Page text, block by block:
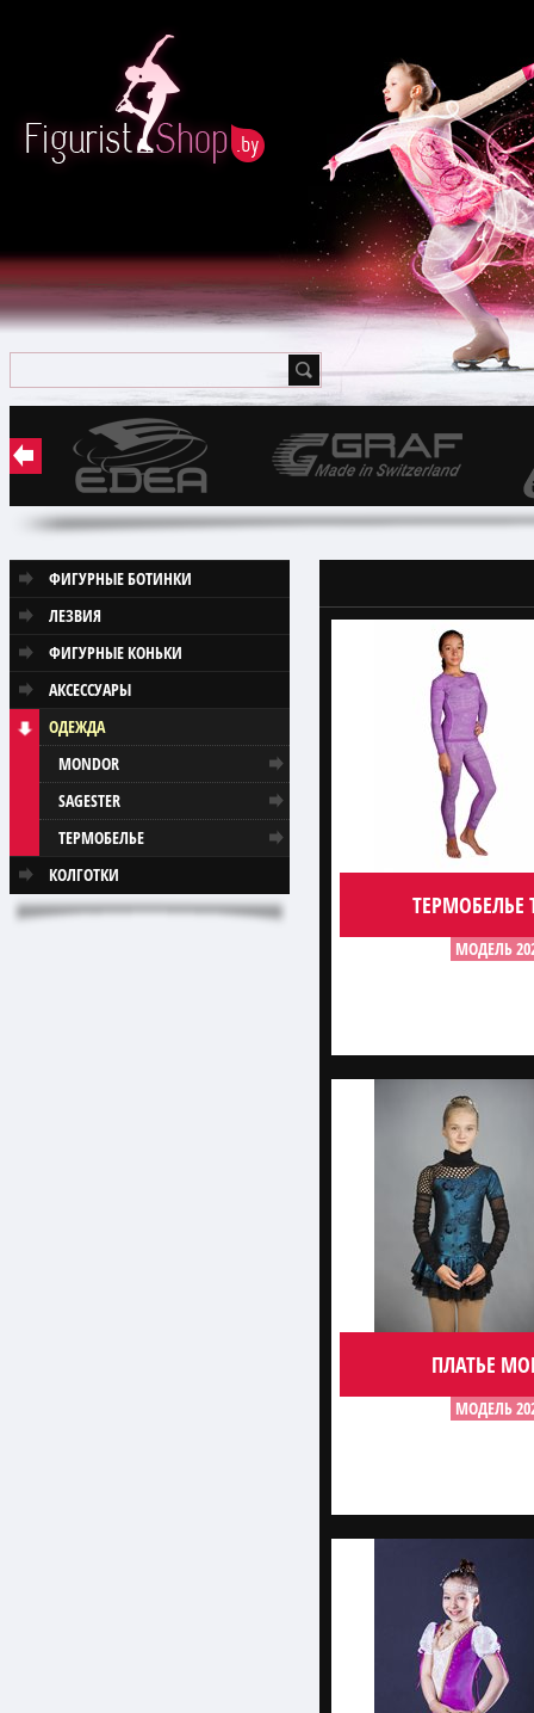
ФИГУРНЫЕ БОТИНКИ
ЛЕЗВИЯ
ФИГУРНЫЕ КОНЬКИ
АКСЕССУАРЫ
ОДЕЖДА
MONDOR
SAGESTER
ТЕРМОБЕЛЬЕ
КОЛГОТКИ
ТЕРМОБЕЛЬЕ
МОДЕЛЬ
ПЛАТЬЕ
МОДЕЛЬ